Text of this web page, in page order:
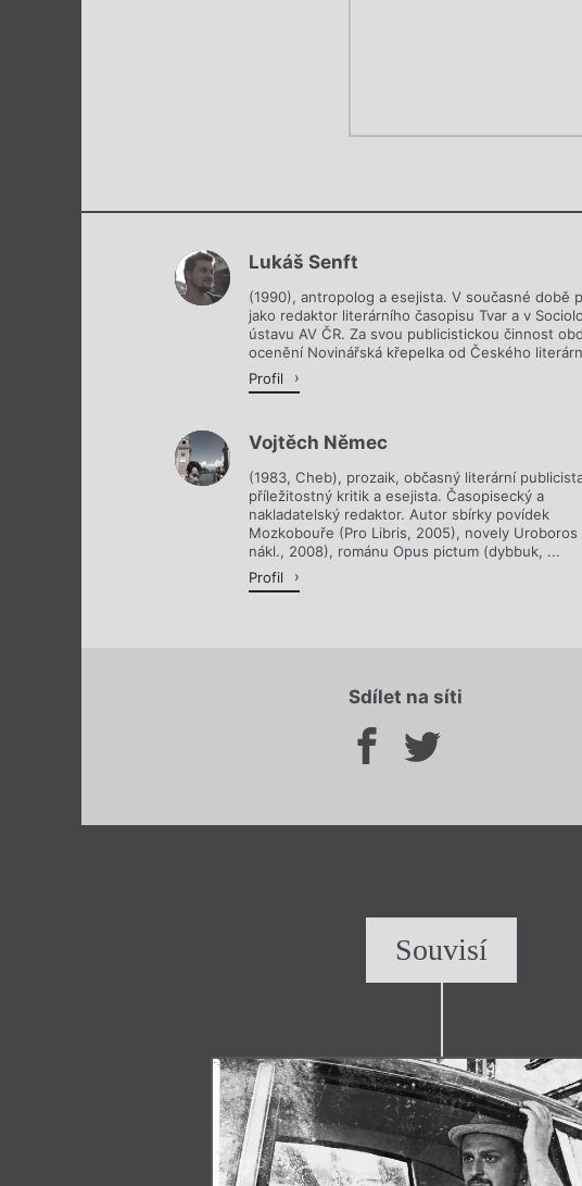
Lukáš Senft
(1990), antropolog a esejista. V současné době
jako redaktor literárního časopisu Tvar a v
ústavu AV ČR. Za svou publicistickou činnost
ocenění Novinářská křepelka od Českého
Profil
Vojtěch Němec
(1983, Cheb), prozaik, občasný literární
příležitostný kritik a esejista. Časopisecký a
nakladatelský redaktor. Autor sbírky povídek
Mozkobouře (Pro Libris, 2005), novely Uroboros
nákl., 2008), románu Opus pictum (dybbuk, ...
Profil
Sdílet na síti
Souvisí